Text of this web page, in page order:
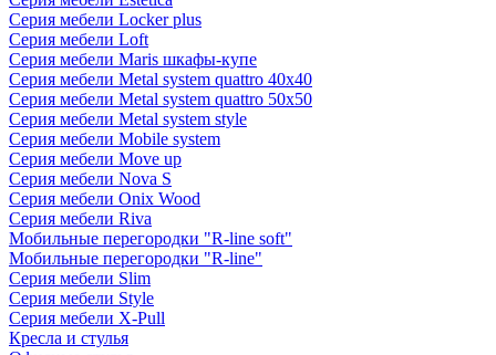
Серия мебели Locker plus
Серия мебели Loft
Серия мебели Maris шкафы-купе
Серия мебели Metal system quattro 40x40
Серия мебели Metal system quattro 50x50
Серия мебели Metal system style
Серия мебели Mobile system
Серия мебели Move up
Серия мебели Nova S
Серия мебели Onix Wood
Серия мебели Riva
Мобильные перегородки "R-line soft"
Мобильные перегородки "R-line"
Серия мебели Slim
Серия мебели Style
Серия мебели X-Pull
Кресла и стулья